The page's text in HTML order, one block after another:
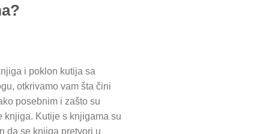
i poklon kutija sa
otkrivamo vam šta čini
posebnim i zašto su
Kutije s knjigama su
da se knjiga pretvori u